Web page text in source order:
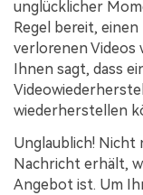
unglücklicher
Regel bereit,
verlorenen Videos
Ihnen sagt, dass
wiederherstellen
Unglaublich! Nicht
Nachricht erhält,
Angebot ist. Um